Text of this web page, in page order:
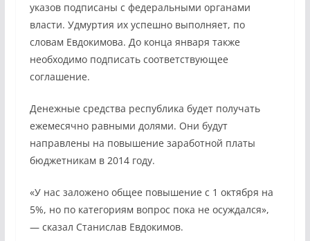
указов подписаны с федеральными органами
власти. Удмуртия их успешно выполняет, по
словам Евдокимова. До конца января также
необходимо подписать соответствующее
соглашение.
Денежные средства республика будет получать
ежемесячно равными долями. Они будут
направлены на повышение заработной платы
бюджетникам в 2014 году.
«У нас заложено общее повышение с 1 октября на
5%, но по категориям вопрос пока не осуждался»,
— сказал Станислав Евдокимов.